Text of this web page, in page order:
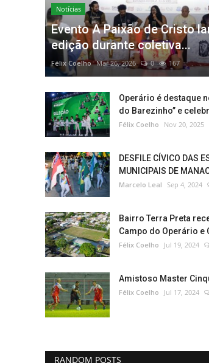
Notícias
Evento A Paixão de Cristo
edição durante coletiva...
Félix Coelho Mar 26, 2026 0 167
Operário é destaque
do Barezinho” e
Félix Coelho Nov 20, 2025
DESFILE CÍVICO DAS
MUNICIPAIS DE
Marcelo Leal Sep 4, 2024
Bairro Terra Preta
Campo do Operário e
Félix Coelho Jul 19, 2024
Amistoso Master
Félix Coelho Jul 17, 2024
RANDOM POSTS